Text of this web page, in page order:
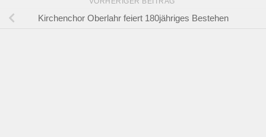
Kirchenchor Oberlahr feiert 180jähriges Bestehen